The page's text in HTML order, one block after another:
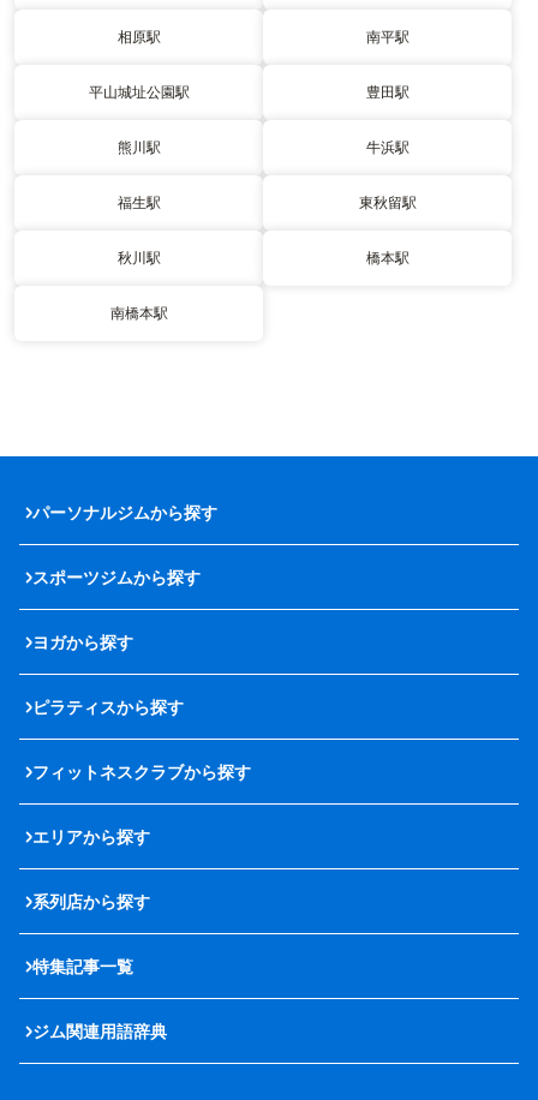
相原駅 南平駅
平山城址公園駅 豊田駅
熊川駅 牛浜駅
福生駅 東秋留駅
秋川駅 橋本駅
南橋本駅
パーソナルジムから探す
スポーツジムから探す
ヨガから探す
ピラティスから探す
フィットネスクラブから探す
エリアから探す
系列店から探す
特集記事一覧
ジム関連用語辞典